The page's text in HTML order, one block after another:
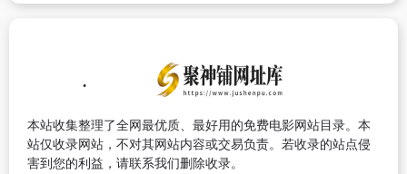
本站收集整理了全网最优质、最好用的免费电影网站目录。本
站仅收录网站，不对其网站内容或交易负责。若收录的站点侵
害到您的利益，请联系我们删除收录。